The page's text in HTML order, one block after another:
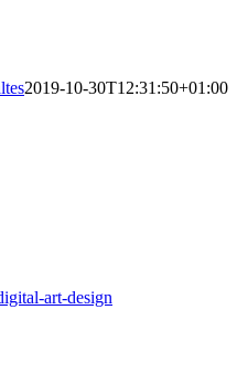
2019-10-30T12:31:50+01:00
art-design